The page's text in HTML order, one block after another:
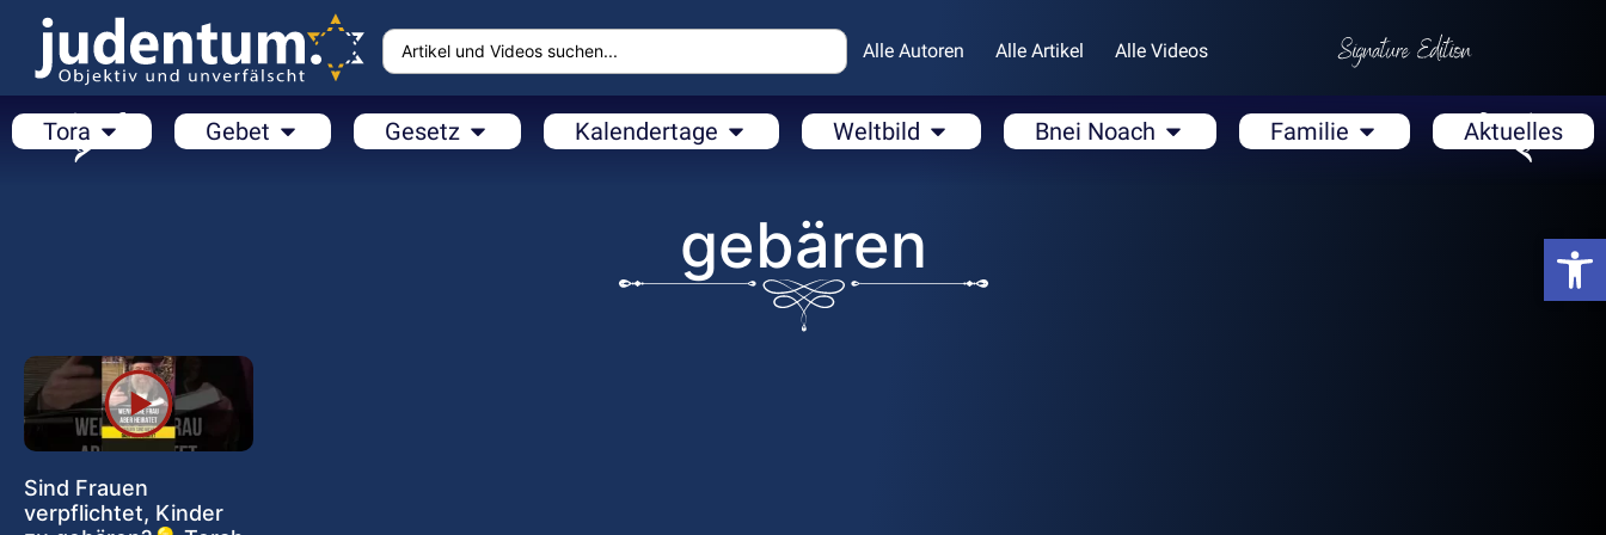
Alle Autoren Alle Artikel Alle Videos
Tora Gebet Gesetz Kalendertage Weltbild Bnei Noach Familie Aktuelles
gebären
Sind Frauen
verpflichtet, Kinder